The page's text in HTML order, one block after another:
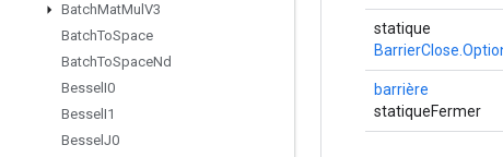
BatchMatMul V3
BatchToSpace
BatchToSpaceNd
Bessel I0
Bessel I1
Bessel J0
statique
barrière
statiqueFermer